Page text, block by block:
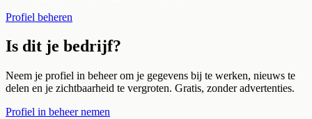
Profiel beheren
Is dit je bedrijf?
Neem je profiel in beheer om je gegevens bij te werken, nieuws te
delen en je zichtbaarheid te vergroten. Gratis, zonder advertenties.
Profiel in beheer nemen